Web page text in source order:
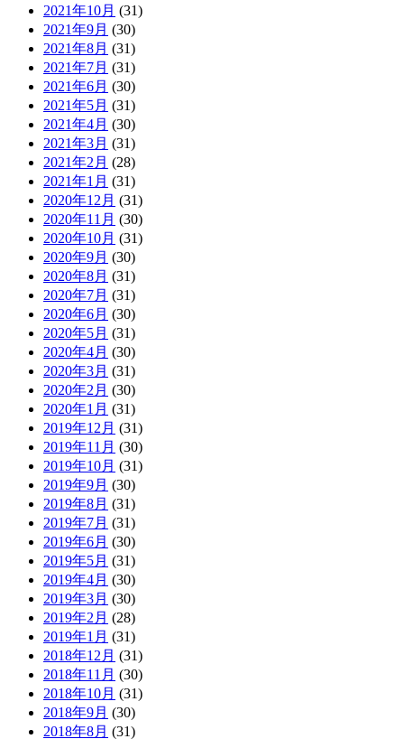
2021年10月 (31)
2021年9月 (30)
2021年8月 (31)
2021年7月 (31)
2021年6月 (30)
2021年5月 (31)
2021年4月 (30)
2021年3月 (31)
2021年2月 (28)
2021年1月 (31)
2020年12月 (31)
2020年11月 (30)
2020年10月 (31)
2020年9月 (30)
2020年8月 (31)
2020年7月 (31)
2020年6月 (30)
2020年5月 (31)
2020年4月 (30)
2020年3月 (31)
2020年2月 (30)
2020年1月 (31)
2019年12月 (31)
2019年11月 (30)
2019年10月 (31)
2019年9月 (30)
2019年8月 (31)
2019年7月 (31)
2019年6月 (30)
2019年5月 (31)
2019年4月 (30)
2019年3月 (30)
2019年2月 (28)
2019年1月 (31)
2018年12月 (31)
2018年11月 (30)
2018年10月 (31)
2018年9月 (30)
2018年8月 (31)